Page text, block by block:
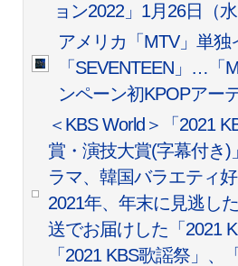
ョン2022」1月26日（
アメリカ「MTV」単独
「SEVENTEEN」…「
ンペーン初KPOPアー
＜KBS World＞「2021
賞・演技大賞(字幕付き)
ラマ、韓国バラエティ
2021年、年末に見逃し
送でお届けした「2021
「2021 KBS歌謡祭」、